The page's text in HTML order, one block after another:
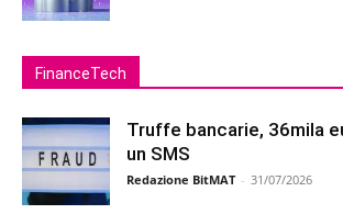
FinanceTech
Truffe bancarie, 36mila
un SMS
Redazione BitMAT - 31/07/2026